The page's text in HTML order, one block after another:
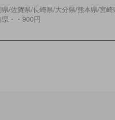
県/佐賀県/長崎県/大分県/熊本県/宮崎
県・・900円